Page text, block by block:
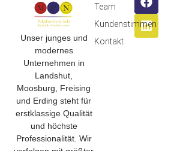
Unser junges und
modernes
Unternehmen in
Landshut,
Moosburg, Freising
und Erding steht für
erstklassige Qualität
und höchste
Professionalität. Wir
Team
Kundenstimmen
Kontakt